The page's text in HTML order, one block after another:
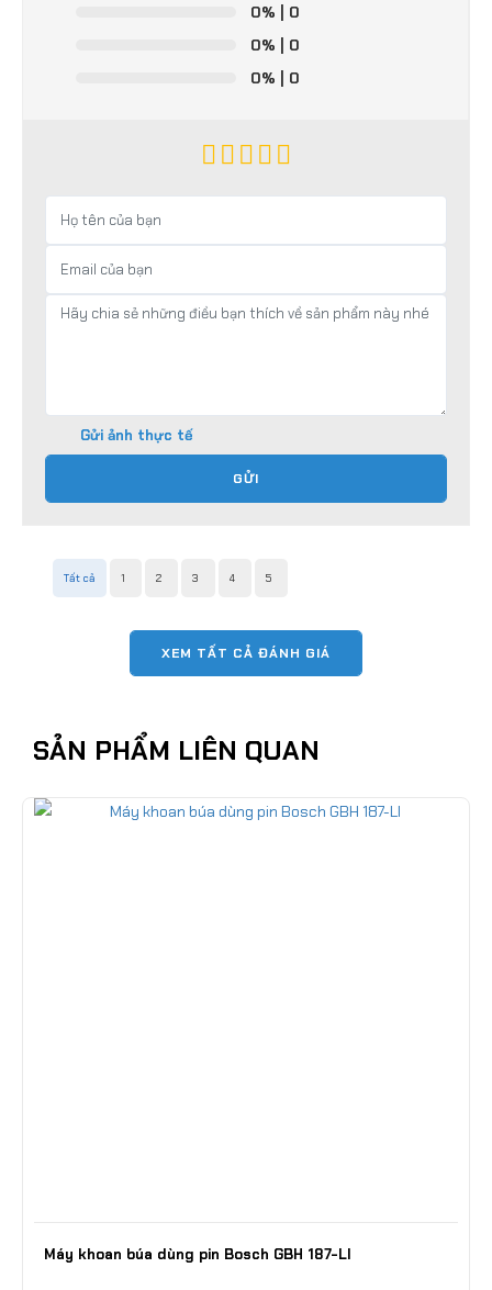
0% | 0
0% | 0
0% | 0
Gửi ảnh thực tế
GỬI
Tất cả 1 2 3 4 5
XEM TẤT CẢ ĐÁNH GIÁ
SẢN PHẨM LIÊN QUAN
Máy khoan búa dùng pin Bosch GBH 187-LI